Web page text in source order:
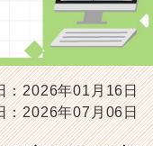
：2026年01月16日
：2026年07月06日